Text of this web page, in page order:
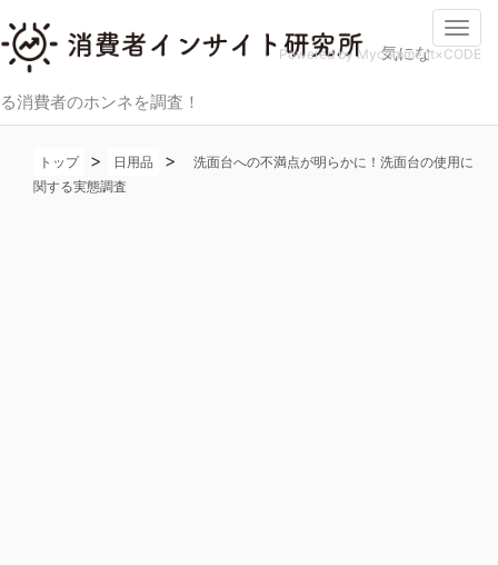
気にな
る消費者のホンネを調査！
Powered by Mycomment×CODE
トップ > 日用品 >
洗面台への不満点が明らかに！洗面台の使用に
関する実態調査